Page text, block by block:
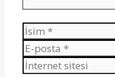
İsim
E-
posta
İnternet